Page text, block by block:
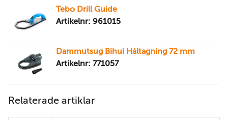
Tebo Drill Guide
Artikelnr: 961015
Dammutsug Bihui Håltagning 72 mm
Artikelnr: 771057
Relaterade artiklar